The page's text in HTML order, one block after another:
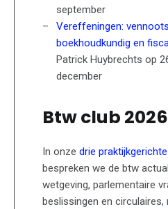
september
Vereffeningen:
boekhoudkundig en
Patrick Huybrechts op
december
Btw club
In onze drie
bespreken we de btw
wetgeving, parlementaire
beslissingen en